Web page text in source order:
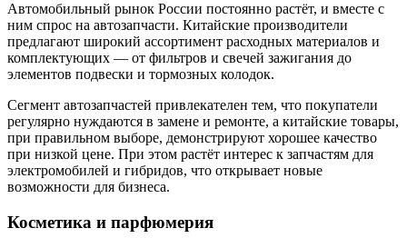
Автомобильный рынок России постоянно растёт, и вместе с
ним спрос на автозапчасти. Китайские производители
предлагают широкий ассортимент расходных материалов и
комплектующих — от фильтров и свечей зажигания до
элементов подвески и тормозных колодок.
Сегмент автозапчастей привлекателен тем, что покупатели
регулярно нуждаются в замене и ремонте, а китайские товары,
при правильном выборе, демонстрируют хорошее качество
при низкой цене. При этом растёт интерес к запчастям для
электромобилей и гибридов, что открывает новые
возможности для бизнеса.
Косметика и парфюмерия